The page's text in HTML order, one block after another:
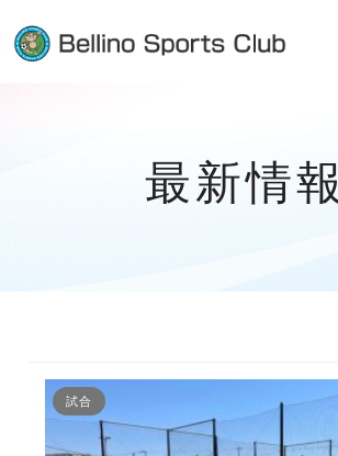
最新情報
試合